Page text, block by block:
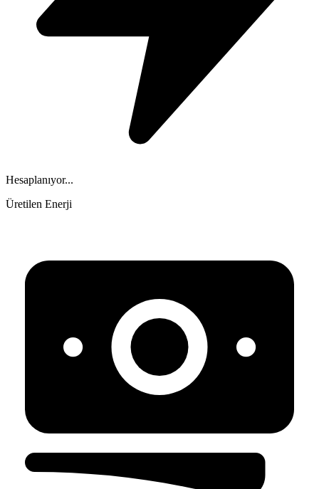
Hesaplanıyor...
Üretilen Enerji